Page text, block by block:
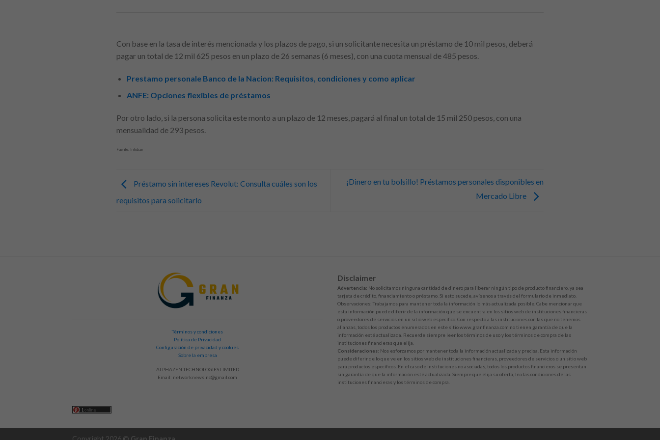
Con base en la tasa de interés mencionada y los plazos de pago, si un solicitante necesita un préstamo de 10 mil pesos, deberá
pagar un total de 12 mil 625 pesos en un plazo de 26 semanas (6 meses), con una cuota mensual de 485 pesos.
Prestamo personale Banco de la Nacion: Requisitos, condiciones y como aplicar
ANFE: Opciones flexibles de préstamos
Por otro lado, si la persona solicita este monto a un plazo de 12 meses, pagará al final un total de 15 mil 250 pesos, con una
mensualidad de 293 pesos.
Fuente: Infobae
Préstamo sin intereses Revolut: Consulta cuáles son los
requisitos para solicitarlo
¡Dinero en tu bolsillo! Préstamos personales disponibles en
Mercado Libre
Términos y condiciones
Política de Privacidad
Configuración de privacidad y cookies
Sobre la empresa
ALPHAZEN TECHNOLOGIES LIMITED
Email: networknewsinc@gmail.com
Disclaimer
Advertencia: No solicitamos ninguna cantidad de dinero para liberar ningún tipo de producto financiero, ya sea
tarjeta de crédito, financiamiento o préstamo. Si esto sucede, avísenos a través del formulario de inmediato.
Observaciones: Trabajamos para mantener toda la información lo más actualizada posible. Cabe mencionar que
esta información puede diferir de la información que se encuentra en los sitios web de instituciones financieras
o proveedores de servicios en un sitio web específico. Con respecto a las instituciones con las que no tenemos
alianzas, todos los productos enumerados en este sitio www.granfinanza.com no tienen garantía de que la
información esté actualizada. Recuerde siempre leer los términos de uso y los términos de compra de las
instituciones financieras que elija.
Consideraciones: Nos esforzamos por mantener toda la información actualizada y precisa. Esta información
puede diferir de lo que ve en los sitios web de instituciones financieras, proveedores de servicios o un sitio web
para productos específicos. En el caso de instituciones no asociadas, todos los productos financieros se presentan
sin garantía de que la información esté actualizada. Siempre que elija su oferta, lea las condiciones de las
instituciones financieras y los términos de compra.